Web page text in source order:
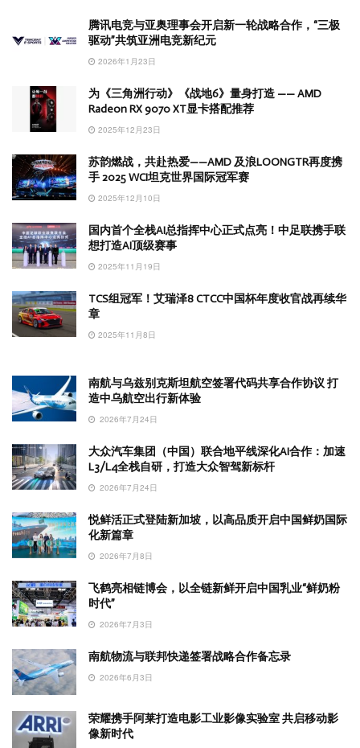
腾讯电竞与亚奥理事会开启新一轮战略合作，“三极
驱动”共筑亚洲电竞新纪元
2026年1月23日
为《三角洲行动》《战地6》量身打造 —— AMD
Radeon RX 9070 XT显卡搭配推荐
2025年12月23日
苏韵燃战，共赴热爱——AMD 及浪LOONGTR再度携
手 2025 WCI坦克世界国际冠军赛
2025年12月10日
国内首个全栈AI总指挥中心正式点亮！中足联携手联
想打造AI顶级赛事
2025年11月19日
TCS组冠军！艾瑞泽8 CTCC中国杯年度收官战再续华
章
2025年11月8日
南航与乌兹别克斯坦航空签署代码共享合作协议 打
造中乌航空出行新体验
2026年7月24日
大众汽车集团（中国）联合地平线深化AI合作：加速
L3/L4全栈自研，打造大众智驾新标杆
2026年7月24日
悦鲜活正式登陆新加坡，以高品质开启中国鲜奶国际
化新篇章
2026年7月8日
飞鹤亮相链博会，以全链新鲜开启中国乳业“鲜奶粉
时代”
2026年7月3日
南航物流与联邦快递签署战略合作备忘录
2026年6月3日
荣耀携手阿莱打造电影工业影像实验室 共启移动影
像新时代